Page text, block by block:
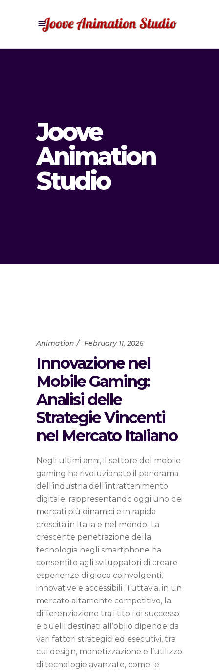
Joove
Animation
Studio
Animation February 11, 2026
Innovazione nel
Mobile Gaming:
Analisi delle
Strategie Vincenti
nel Mercato Italiano
Negli ultimi anni, il settore del mobile
gaming ha rivoluzionato il panorama
dell’industria dell’intrattenimento
digitale, rappresentando oggi uno dei
mercati più dinamici e in rapida
crescita in Italia e nel mondo. La
crescente penetrazione della
tecnologia negli smartphone ha
consentito agli sviluppatori di creare
esperienze di gioco coinvolgenti,
innovative e accessibili. Tuttavia, in un
mercato altamente competitivo, la
differenziazione tra i titoli di successo
e quelli destinati all’oblio dipende da
vari fattori strategici ed esecutivi, tra
cui design, monetizzazione e l’utilizzo
di tecnologie avanzate, come le